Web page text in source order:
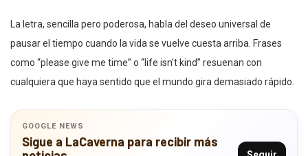
La letra, sencilla pero poderosa, habla del deseo universal de
pausar el tiempo cuando la vida se vuelve cuesta arriba. Frases
como “please give me time” o “life isn’t kind” resuenan con
cualquiera que haya sentido que el mundo gira demasiado rápido.
GOOGLE NEWS
Sigue a LaCaverna para recibir más